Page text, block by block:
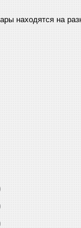
находятся на